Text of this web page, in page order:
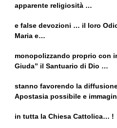
apparente religiosità …
e false devozioni … il loro
Maria e…
monopolizzando proprio con
Giuda” il Santuario di Dio …
stanno favorendo la
Apostasia possibile e
in tutta la Chiesa Cattolica… !